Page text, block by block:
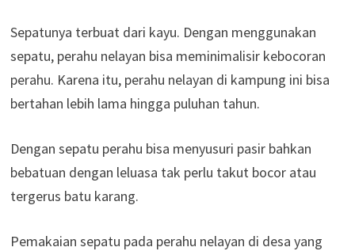
Sepatunya terbuat dari kayu. Dengan menggunakan
sepatu, perahu nelayan bisa meminimalisir kebocoran
perahu. Karena itu, perahu nelayan di kampung ini bisa
bertahan lebih lama hingga puluhan tahun.
Dengan sepatu perahu bisa menyusuri pasir bahkan
bebatuan dengan leluasa tak perlu takut bocor atau
tergerus batu karang.
Pemakaian sepatu pada perahu nelayan di desa yang